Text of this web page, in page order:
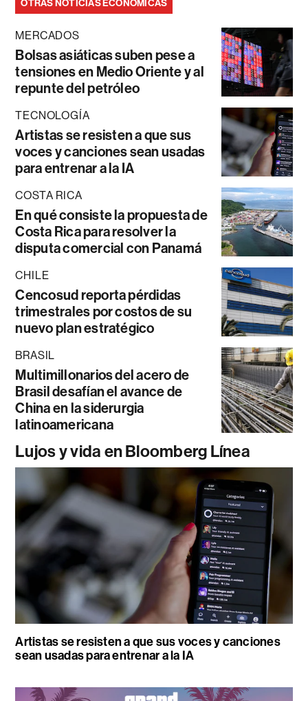
OTRAS NOTICIAS ECONÓMICAS
MERCADOS
Bolsas asiáticas suben pese a
tensiones en Medio Oriente y al
repunte del petróleo
TECNOLOGÍA
Artistas se resisten a que sus
voces y canciones sean usadas
para entrenar a la IA
COSTA RICA
En qué consiste la propuesta de
Costa Rica para resolver la
disputa comercial con Panamá
CHILE
Cencosud reporta pérdidas
trimestrales por costos de su
nuevo plan estratégico
BRASIL
Multimillonarios del acero de
Brasil desafían el avance de
China en la siderurgia
latinoamericana
Lujos y vida en Bloomberg Línea
Artistas se resisten a que sus voces y canciones
sean usadas para entrenar a la IA